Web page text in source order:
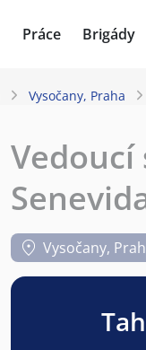
Práce Brigády
Vysočany, Praha
Vysočany,